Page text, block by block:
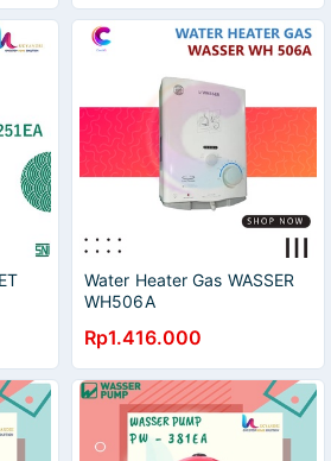
Water Heater Gas WASSER
WH506A
Rp1.416.000